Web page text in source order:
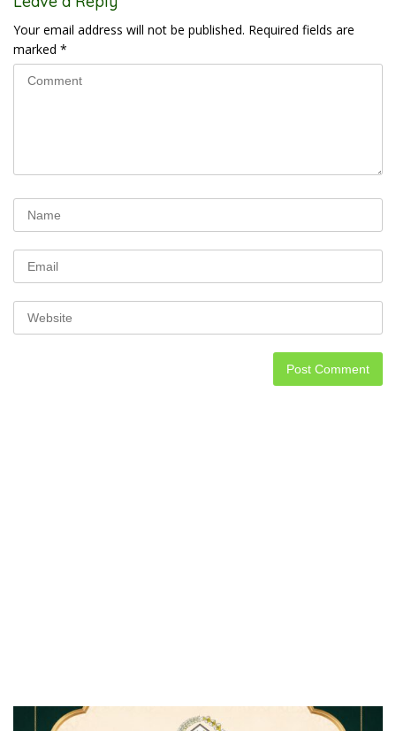
Your email address will not be published. Required fields are
marked *